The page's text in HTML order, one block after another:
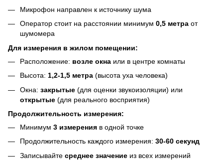
Микрофон направлен к источнику шума
Оператор стоит на расстоянии минимум 0,5 метра от
шумомера
Для измерения в жилом помещении:
Расположение: возле окна или в центре комнаты
Высота: 1,2-1,5 метра (высота уха человека)
Окна: закрытые (для оценки звукоизоляции) или
открытые (для реального восприятия)
Продолжительность измерения:
Минимум 3 измерения в одной точке
Продолжительность каждого измерения: 30-60 секунд
Записывайте среднее значение из всех измерений